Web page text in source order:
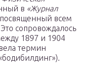
в «Журнал
всем
сопровождалось
1897 и 1904
термин